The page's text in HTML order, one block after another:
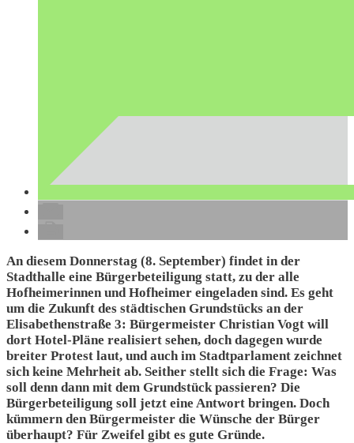
An diesem Donnerstag (8. September) findet in der
Stadthalle eine Bürgerbeteiligung statt, zu der alle
Hofheimerinnen und Hofheimer eingeladen sind. Es geht
um die Zukunft des städtischen Grundstücks an der
Elisabethenstraße 3: Bürgermeister Christian Vogt will
dort Hotel-Pläne realisiert sehen, doch dagegen wurde
breiter Protest laut, und auch im Stadtparlament zeichnet
sich keine Mehrheit ab. Seither stellt sich die Frage: Was
soll denn dann mit dem Grundstück passieren? Die
Bürgerbeteiligung soll jetzt eine Antwort bringen. Doch
kümmern den Bürgermeister die Wünsche der Bürger
überhaupt? Für Zweifel gibt es gute Gründe.